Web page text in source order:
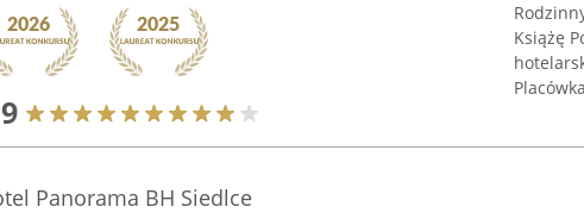
Książę
Panorama BH Siedlce